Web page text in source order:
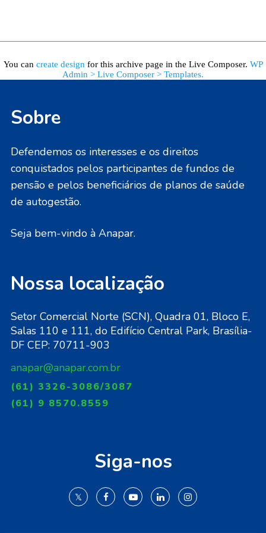
You can create design for this archive page in the Live Composer. WP
Admin > Live Composer > Templates.
Sobre
Defendemos os interesses e os direitos
conquistados pelos participantes de fundos de
pensão e pelos beneficiários de planos de saúde
de autogestão.
Seja bem-vindo à Anapar.
Nossa localização
Setor Comercial Norte (SCN), Quadra 01, Bloco E,
Salas 110 e 111, do Edifício Central Park, Brasília-
DF CEP: 70711-903
anapar@anapar.com.br
(61) 3326-3086/3087
(61) 9 8570.8559
Siga-nos